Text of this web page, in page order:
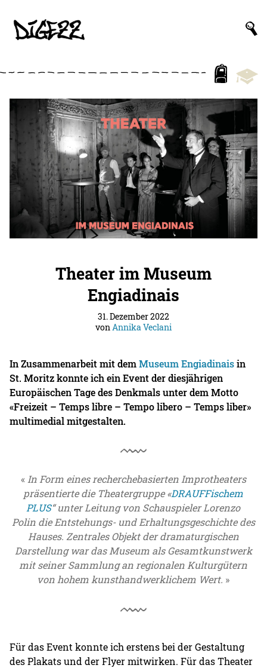
Theater im Museum
Engiadinais
31. Dezember 2022
vonAnnika Veclani
In Zusammenarbeit mit demMuseum Engiadinaisin
St. Moritz konnte ich ein Event der diesjährigen
Europäischen Tage des Denkmals unter dem Motto
«Freizeit – Temps libre – Tempo libero – Temps liber»
multimedial mitgestalten.
In Form eines recherchebasierten Improtheaters
präsentierte die Theatergruppe «DRAUFFischem
PLUS“ unter Leitung von Schauspieler Lorenzo
Polin die Entstehungs- und Erhaltungsgeschichte des
Hauses. Zentrales Objekt der dramaturgischen
Darstellung war das Museum als Gesamtkunstwerk
mit seiner Sammlung an regionalen Kulturgütern
von hohem kunsthandwerklichem Wert.
Für das Event konnte ich erstens bei der Gestaltung
des Plakats und der Flyer mitwirken. Für das Theater